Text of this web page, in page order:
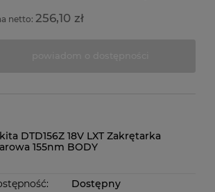
netto: 256,10 zł
DTD156Z 18V LXT Zakrętarka
155nm BODY
Dostępny